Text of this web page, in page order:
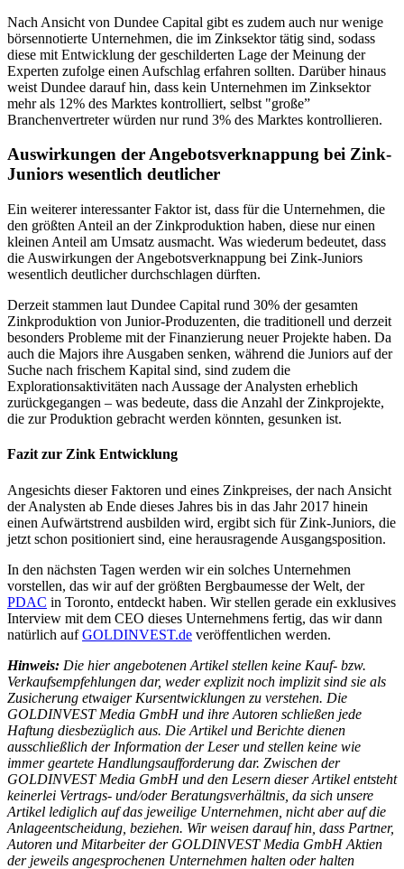
Nach Ansicht von Dundee Capital gibt es zudem auch nur wenige
börsennotierte Unternehmen, die im Zinksektor tätig sind, sodass
diese mit Entwicklung der geschilderten Lage der Meinung der
Experten zufolge einen Aufschlag erfahren sollten. Darüber hinaus
weist Dundee darauf hin, dass kein Unternehmen im Zinksektor
mehr als 12% des Marktes kontrolliert, selbst "große”
Branchenvertreter würden nur rund 3% des Marktes kontrollieren.
Auswirkungen der Angebotsverknappung bei Zink-
Juniors wesentlich deutlicher
Ein weiterer interessanter Faktor ist, dass für die Unternehmen, die
den größten Anteil an der Zinkproduktion haben, diese nur einen
kleinen Anteil am Umsatz ausmacht. Was wiederum bedeutet, dass
die Auswirkungen der Angebotsverknappung bei Zink-Juniors
wesentlich deutlicher durchschlagen dürften.
Derzeit stammen laut Dundee Capital rund 30% der gesamten
Zinkproduktion von Junior-Produzenten, die traditionell und derzeit
besonders Probleme mit der Finanzierung neuer Projekte haben. Da
auch die Majors ihre Ausgaben senken, während die Juniors auf der
Suche nach frischem Kapital sind, sind zudem die
Explorationsaktivitäten nach Aussage der Analysten erheblich
zurückgegangen – was bedeute, dass die Anzahl der Zinkprojekte,
die zur Produktion gebracht werden könnten, gesunken ist.
Fazit zur Zink Entwicklung
Angesichts dieser Faktoren und eines Zinkpreises, der nach Ansicht
der Analysten ab Ende dieses Jahres bis in das Jahr 2017 hinein
einen Aufwärtstrend ausbilden wird, ergibt sich für Zink-Juniors, die
jetzt schon positioniert sind, eine herausragende Ausgangsposition.
In den nächsten Tagen werden wir ein solches Unternehmen
vorstellen, das wir auf der größten Bergbaumesse der Welt, der
PDAC in Toronto, entdeckt haben. Wir stellen gerade ein exklusives
Interview mit dem CEO dieses Unternehmens fertig, das wir dann
natürlich aufGOLDINVEST.de veröffentlichen werden.
Hinweis: Die hier angebotenen Artikel stellen keine Kauf- bzw.
Verkaufsempfehlungen dar, weder explizit noch implizit sind sie als
Zusicherung etwaiger Kursentwicklungen zu verstehen. Die
GOLDINVEST Media GmbH und ihre Autoren schließen jede
Haftung diesbezüglich aus. Die Artikel und Berichte dienen
ausschließlich der Information der Leser und stellen keine wie
immer geartete Handlungsaufforderung dar. Zwischen der
GOLDINVEST Media GmbH und den Lesern dieser Artikel entsteht
keinerlei Vertrags- und/oder Beratungsverhältnis, da sich unsere
Artikel lediglich auf das jeweilige Unternehmen, nicht aber auf die
Anlageentscheidung, beziehen. Wir weisen darauf hin, dass Partner,
Autoren und Mitarbeiter der GOLDINVEST Media GmbH Aktien
der jeweils angesprochenen Unternehmen halten oder halten